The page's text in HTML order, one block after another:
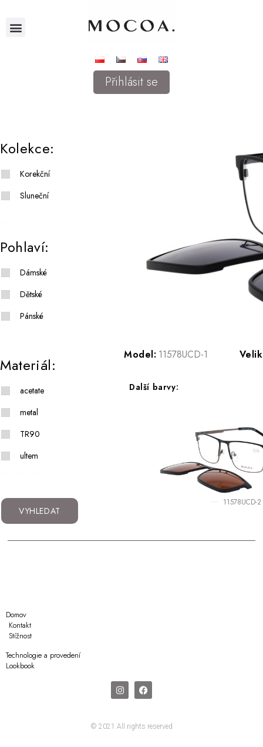
Přihlásit se
Kolekce:
Korekční
Sluneční
Pohlaví:
Dámské
Dětské
Pánské
Materiál:
acetate
metal
TR90
ultem
VYHLEDAT
Model: 11578UCD-1
Další barvy:
11578UCD-2
Domov
Kontakt
Stížnost
Technologie a provedení
Lookbook
© 2021 All rights reserved